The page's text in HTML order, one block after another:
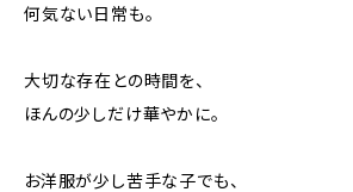
何気ない日常も。
大切な存在との時間を、
ほんの少しだけ華やかに。
お洋服が少し苦手な子でも、